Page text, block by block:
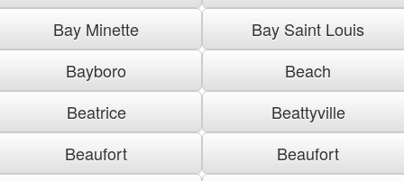
Bay Minette
Bay Saint Louis
Bayboro
Beach
Beatrice
Beattyville
Beaufort
Beaufort